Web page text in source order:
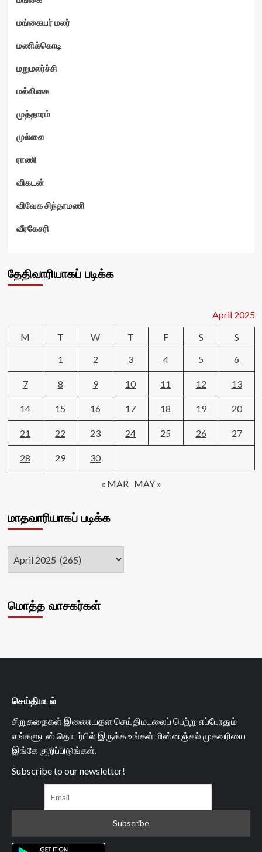
மங்கையர் மலர்
மணிக்கொடி
மறுமலர்ச்சி
மல்லிகை
முத்தாரம்
முல்லை
ராணி
விகடன்
விவேக சிந்தாமணி
வீரகேசரி
தேதிவாரியாகப் படிக்க
April 2025
M
T W T F S
S
1
2 3 4 5 6
7 8 9 10 11 12 13
14 15 16 17 18 19 20
21 22 23 24 25 26 27
28 29 30
« MAR MAY »
மாதவாரியாகப் படிக்க
மொத்த வாசகர்கள்
செய்திமடல்
சிறுகதைகள் இணையதள செய்திமடலைப் பெற்று எப்போதும்
எங்களுடன் தொடர்பில் இருக்க உங்கள் மின்னஞ்சல் முகவரியை
இங்கே குறிப்பிடுங்கள்.
Subscribe to our newsletter!